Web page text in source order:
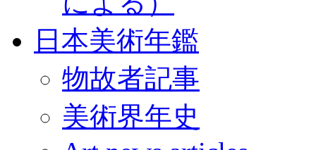
日本美術年鑑
物故者記事
美術界年史